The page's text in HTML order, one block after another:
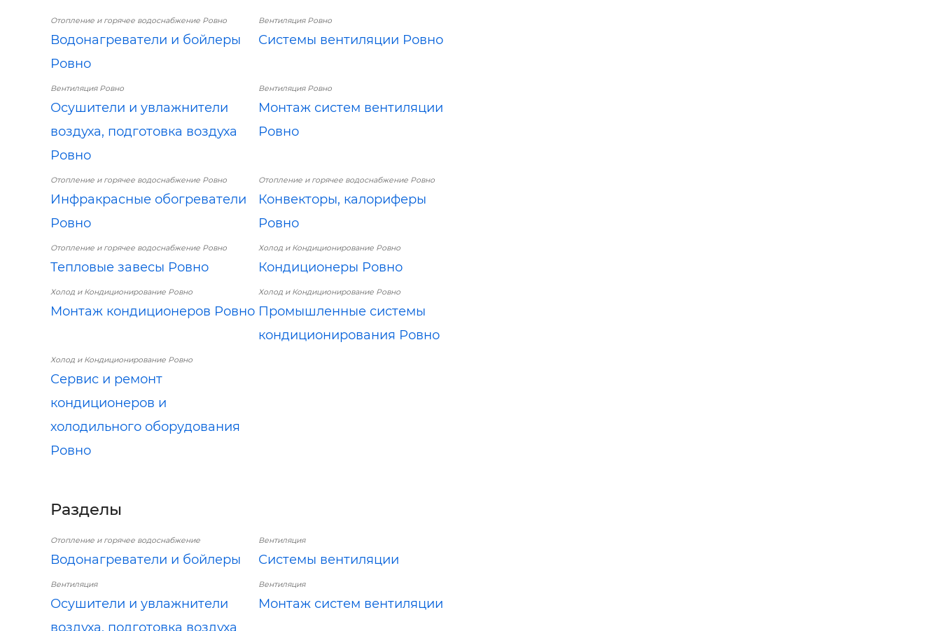
Отопление и горячее водоснабжение Ровно
Водонагреватели и бойлеры
Ровно
Вентиляция Ровно
Системы вентиляции Ровно
Вентиляция Ровно
Осушители и увлажнители
воздуха, подготовка воздуха
Ровно
Вентиляция Ровно
Монтаж систем вентиляции
Ровно
Отопление и горячее водоснабжение Ровно
Инфракрасные обогреватели
Ровно
Отопление и горячее водоснабжение Ровно
Конвекторы, калориферы
Ровно
Отопление и горячее водоснабжение Ровно
Тепловые завесы Ровно
Холод и Кондиционирование Ровно
Кондиционеры Ровно
Холод и Кондиционирование Ровно
Монтаж кондиционеров Ровно
Холод и Кондиционирование Ровно
Промышленные системы
кондиционирования Ровно
Холод и Кондиционирование Ровно
Сервис и ремонт
кондиционеров и
холодильного оборудования
Ровно
Разделы
Отопление и горячее водоснабжение
Водонагреватели и бойлеры
Вентиляция
Системы вентиляции
Вентиляция
Осушители и увлажнители
воздуха, подготовка воздуха
Вентиляция
Монтаж систем вентиляции